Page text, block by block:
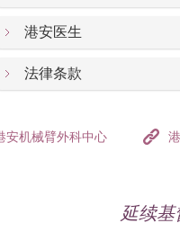
港安医生
法律条款
安机械臂外科中心
延续